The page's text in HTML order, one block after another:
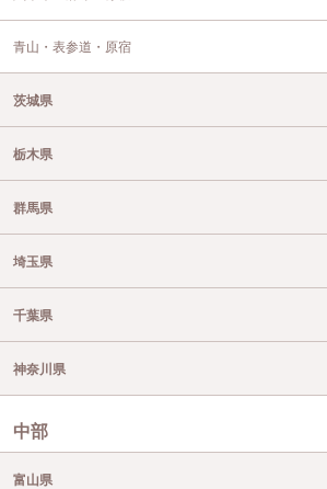
青山・表参道・原宿
茨城県
栃木県
群馬県
埼玉県
千葉県
神奈川県
中部
富山県